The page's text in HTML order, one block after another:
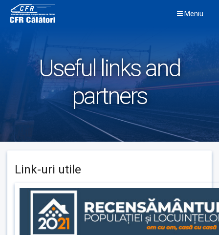
content
Meniu
Useful links and
partners
Link-uri utile